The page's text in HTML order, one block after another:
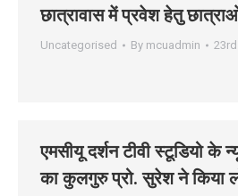
छात्रावास में प्रवेश हेतु
Uncategorised By mcuadmin
एमसीयू दर्शन टीवी स्टूडियो के
का कुलगुरु प्रो. सुरेश ने किया